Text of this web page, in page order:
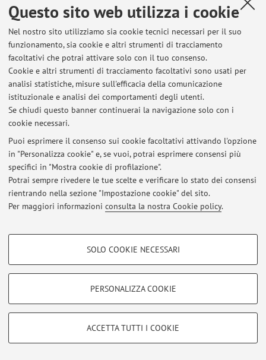
Questo sito web utilizza i cookie
Nel nostro sito utilizziamo sia cookie tecnici necessari per il suo
funzionamento, sia cookie e altri strumenti di tracciamento
facoltativi che potrai attivare solo con il tuo consenso.
Cookie e altri strumenti di tracciamento facoltativi sono usati per
analisi statistiche, misure sull'efficacia della comunicazione
istituzionale e analisi dei comportamenti degli utenti.
Se chiudi questo banner continuerai la navigazione solo con i
cookie necessari.
Puoi esprimere il consenso sui cookie facoltativi attivando l'opzione
in "Personalizza cookie" e, se vuoi, potrai esprimere consensi più
specifici in "Mostra cookie di profilazione".
Potrai sempre rivedere le tue scelte e verificare lo stato dei consensi
rientrando nella sezione "Impostazione cookie" del sito.
Per maggiori informazioni consulta la nostra Cookie policy.
COOKIE DI PROFILAZIONE - FACOLTATIVI
COOKIE TECNICI - NECESSARI
Si tratta di cookie tecnici utilizzati, a titolo esemplificativo, per il corretto
SOLO COOKIE NECESSARI
PERSONALIZZA COOKIE
ACCETTA TUTTI I COOKIE
Avvisi
Al momento non sono presenti avvisi.
Area riservata
Accedi tramiteloginper gestire tutti i contenuti del sito.
© 2026 - ALMA MATER STUDIORUM - Università di Bologna - Via
Zamboni, 33 - 40126 Bologna - Partita IVA: 01131710376
Privacy|Note legali|Impostazioni Cookie